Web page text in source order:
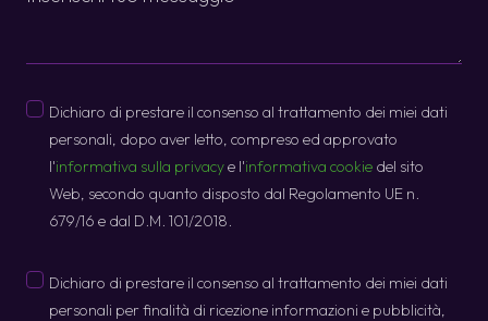
Privacy
Dichiaro di prestare il consenso al trattamento dei miei dati
personali, dopo aver letto, compreso ed approvato
l'informativa sulla privacye l'informativa cookie del sito
Web, secondo quanto disposto dal Regolamento UE n.
679/16 e dal D.M. 101/2018.
Promo
Dichiaro di prestare il consenso al trattamento dei miei dati
personali per finalità di ricezione informazioni e pubblicità,